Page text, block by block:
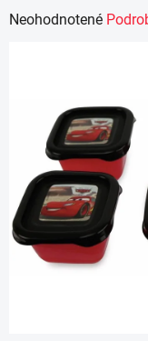
Priemerné
hviezdičiek.
Neohodnotené